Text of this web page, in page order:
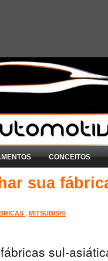
CONCEITOS
sua
MITSUBISHI
sul-